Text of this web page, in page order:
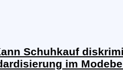
Schuhkauf
im